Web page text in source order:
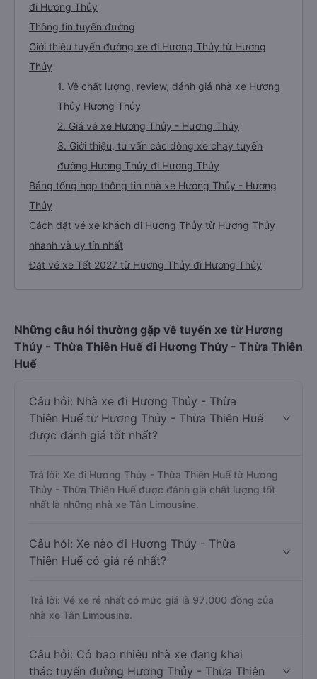
đi Hương Thủy
Thông tin tuyến đường
Giới thiệu tuyến đường xe đi Hương Thủy từ Hương
Thủy
1. Về chất lượng, review, đánh giá nhà xe Hương
Thủy Hương Thủy
2. Giá vé xe Hương Thủy - Hương Thủy
3. Giới thiệu, tư vấn các dòng xe chạy tuyến
đường Hương Thủy đi Hương Thủy
Bảng tổng hợp thông tin nhà xe Hương Thủy - Hương
Thủy
Cách đặt vé xe khách đi Hương Thủy từ Hương Thủy
nhanh và uy tín nhất
Đặt vé xe Tết 2027 từ Hương Thủy đi Hương Thủy
Những câu hỏi thường gặp về tuyến xe từ Hương
Thủy - Thừa Thiên Huế đi Hương Thủy - Thừa Thiên
Huế
Câu hỏi: Nhà xe đi Hương Thủy - Thừa
Thiên Huế từ Hương Thủy - Thừa Thiên Huế
được đánh giá tốt nhất?
Trả lời: Xe đi Hương Thủy - Thừa Thiên Huế từ Hương
Thủy - Thừa Thiên Huế được đánh giá chất lượng tốt
nhất là những nhà xe Tân Limousine.
Câu hỏi: Xe nào đi Hương Thủy - Thừa
Thiên Huế có giá rẻ nhất?
Trả lời: Vé xe rẻ nhất có mức giá là 97.000 đồng của
nhà xe Tân Limousine.
Câu hỏi: Có bao nhiêu nhà xe đang khai
thác tuyến đường Hương Thủy - Thừa Thiên